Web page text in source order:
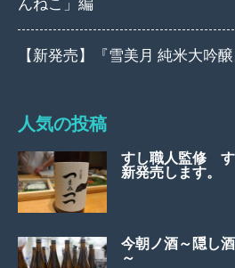
んねこ」編
【新発売】『雪美月 純米大吟
人気の投稿
すし職人監修 す
新発売します。
今朝ノ酒～隠し
～